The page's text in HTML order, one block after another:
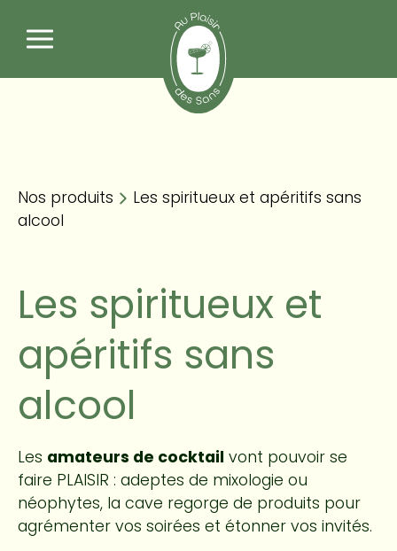
Les spiritueux et apéritifs sans
alcool
Nos produits
Les spiritueux et apéritifs sans
alcool
Les spiritueux et
apéritifs sans
alcool
Les amateurs de cocktail vont pouvoir se
faire PLAISIR : adeptes de mixologie ou
néophytes, la cave regorge de produits pour
agrémenter vos soirées et étonner vos invités.
Panneau de gestion des cookies